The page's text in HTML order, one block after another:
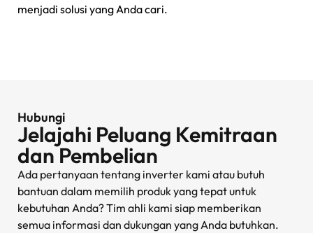
menjadi solusi yang Anda cari.
Hubungi
Jelajahi Peluang Kemitraan
dan Pembelian
Ada pertanyaan tentang inverter kami atau butuh
bantuan dalam memilih produk yang tepat untuk
kebutuhan Anda? Tim ahli kami siap memberikan
semua informasi dan dukungan yang Anda butuhkan.